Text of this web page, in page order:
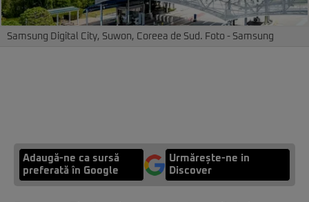
Samsung Digital City, Suwon, Coreea de Sud. Foto - Samsung
Adaugă-ne ca sursă
preferată în Google
Urmărește-ne in
Discover